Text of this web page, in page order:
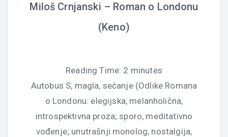
Miloš Crnjanski – Roman o Londonu
(Keno)
Reading Time: 2 minutes
Autobus S, magla, sećanje (Odlike Romana
o Londonu: elegijska, melanholična,
introspektivna proza; sporo, meditativno
vođenje; unutrašnji monolog, nostalgija,